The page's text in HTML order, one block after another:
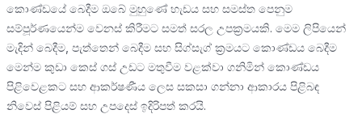
කොණ්ඩයේ බෙදීම ඔබේ මුහුණේ හැඩය සහ සමස්ත පෙනුම
සම්පූර්ණයෙන්ම වෙනස් කිරීමට සමත් සරල උපක්‍රමයකි. මෙම ලිපියෙන්
මැදින් බෙදීම, පැත්තෙන් බෙදීම සහ සිග්සැග් ක්‍රමයට කොණ්ඩය බෙදීම
මෙන්ම කුඩා කෙස් ගස් උඩට මතුවීම වළක්වා ගනිමින් කොණ්ඩය
පිළිවෙළකට සහ ආකර්ෂණීය ලෙස සකසා ගන්නා ආකාරය පිළිබඳ
නිවෙස් පිළියම් සහ උපදෙස් ඉදිරිපත් කරයි.